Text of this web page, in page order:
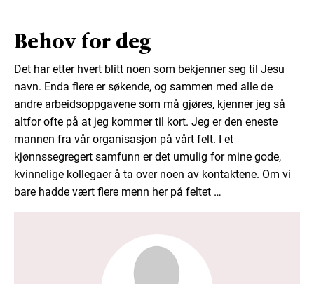
Behov for deg
Det har etter hvert blitt noen som bekjenner seg til Jesu
navn. Enda flere er søkende, og sammen med alle de
andre arbeidsoppgavene som må gjøres, kjenner jeg så
altfor ofte på at jeg kommer til kort. Jeg er den eneste
mannen fra vår organisasjon på vårt felt. I et
kjønnssegregert samfunn er det umulig for mine gode,
kvinnelige kollegaer å ta over noen av kontaktene. Om vi
bare hadde vært flere menn her på feltet …